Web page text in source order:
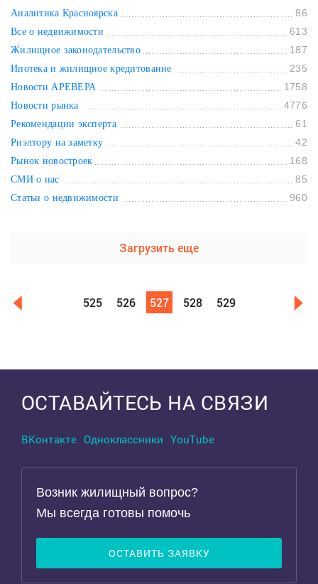
Аналитика Красноярска 86
Все о недвижимости 613
Жилищное законодательство 187
Ипотека и жилищное кредитование 235
Новости АРЕВЕРА 1758
Новости рынка 4776
Рекомендации эксперта 61
Риэлтору на заметку 42
Рынок новостроек 168
СМИ о нас 85
Статьи о недвижимости 960
Загрузить еще
525 526 527 528 529
ОСТАВАЙТЕСЬ НА СВЯЗИ
ВКонтакте Одноклассники YouTube
Возник жилищный вопрос?
Мы всегда готовы помочь
ОСТАВИТЬ ЗАЯВКУ